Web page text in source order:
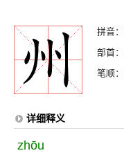
拼音：
部首：
笔顺：
详细释义
zhōu